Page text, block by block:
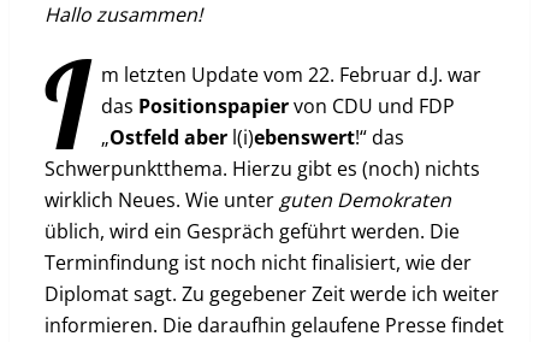
Hallo zusammen!
I m letzten Update vom 22. Februar d.J. war
das Positionspapiervon CDU und FDP
„Ostfeld aberl(i)ebenswert!“ das
Schwerpunktthema. Hierzu gibt es (noch) nichts
wirklich Neues. Wie unter guten Demokraten
üblich, wird ein Gespräch geführt werden. Die
Terminfindung ist noch nicht finalisiert, wie der
Diplomat sagt. Zu gegebener Zeit werde ich weiter
informieren. Die daraufhin gelaufene Presse findet